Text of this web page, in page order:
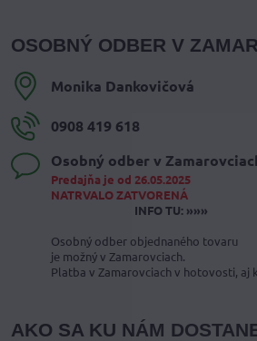
OSOBNÝ ODBER V
Monika Dankovičová
0908 419 618
Osobný odber v
Predajňa je od 26.05.2025
NATRVALO ZATVORENÁ
INFO TU: »»»
Osobný odber objednaného tovaru
je možný v Zamarovciach.
Platba v Zamarovciach v hotovosti, aj
AKO SA KU NÁM